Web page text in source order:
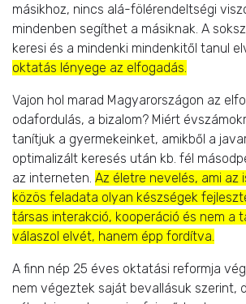
másikhoz, nincs alá-fölérendeltségi
mindenben segíthet a másiknak. A
keresi és a mindenki mindenkitől tanul
oktatás lényege az elfogadás.
Vajon hol marad Magyarországon az
odafordulás, a bizalom? Miért
tanítjuk a gyermekeinket, amikből a
optimalizált keresés után kb. fél
az interneten. Az életre nevelés, ami az
közös feladata olyan készségek
társas interakció, kooperáció és nem a
válaszol elvét, hanem épp fordítva.
A finn nép 25 éves oktatási reformja
nem végeztek saját bevallásuk szerint,